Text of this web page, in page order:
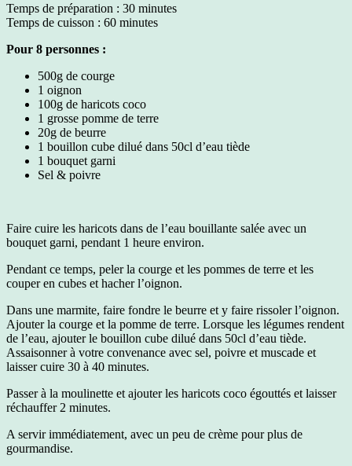
Temps de préparation : 30 minutes
Temps de cuisson : 60 minutes
Pour 8 personnes :
500g de courge
1 oignon
100g de haricots coco
1 grosse pomme de terre
20g de beurre
1 bouillon cube dilué dans 50cl d’eau tiède
1 bouquet garni
Sel & poivre
Faire cuire les haricots dans de l’eau bouillante salée avec un
bouquet garni, pendant 1 heure environ.
Pendant ce temps, peler la courge et les pommes de terre et les
couper en cubes et hacher l’oignon.
Dans une marmite, faire fondre le beurre et y faire rissoler l’oignon.
Ajouter la courge et la pomme de terre. Lorsque les légumes rendent
de l’eau, ajouter le bouillon cube dilué dans 50cl d’eau tiède.
Assaisonner à votre convenance avec sel, poivre et muscade et
laisser cuire 30 à 40 minutes.
Passer à la moulinette et ajouter les haricots coco égouttés et laisser
réchauffer 2 minutes.
A servir immédiatement, avec un peu de crème pour plus de
gourmandise.